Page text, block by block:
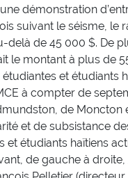
démonstration
suivant le séisme,
delà de 45 000 $. De
le montant à plus de
étudiantes et
à compter de
de Moncton
et de subsistance
et étudiants haïtiens
de gauche à